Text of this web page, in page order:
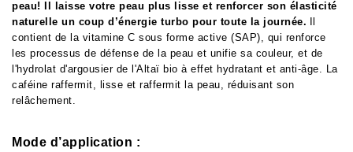
peau! Il laisse votre peau plus lisse et renforcer son élasticité
naturelle un coup d’énergie turbo pour toute la journée.
contient de la vitamine C sous forme active (SAP), qui renforce
les processus de défense de la peau et unifie sa couleur, et de
l'hydrolat d'argousier de l'Altaï bio à effet hydratant et anti-âge. La
caféine raffermit, lisse et raffermit la peau, réduisant son
relâchement.
Mode d’application :